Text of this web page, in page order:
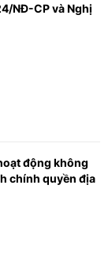
NĐ-CP và Nghị
động không
chính quyền địa